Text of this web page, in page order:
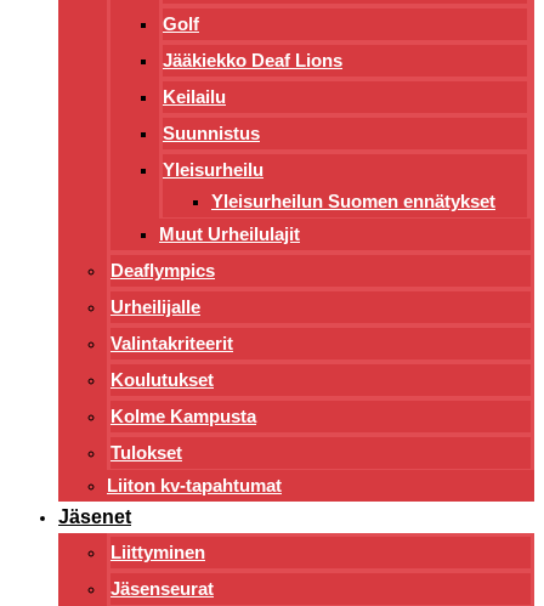
Golf
Jääkiekko Deaf Lions
Keilailu
Suunnistus
Yleisurheilu
Yleisurheilun Suomen ennätykset
Muut Urheilulajit
Deaflympics
Urheilijalle
Valintakriteerit
Koulutukset
Kolme Kampusta
Tulokset
Liiton kv-tapahtumat
Jäsenet
Liittyminen
Jäsenseurat